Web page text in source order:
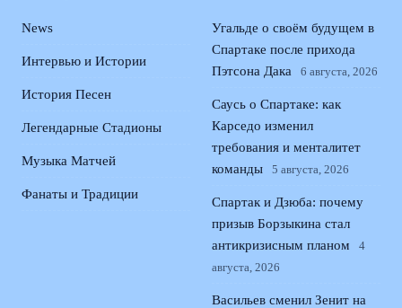
News
Интервью и Истории
История Песен
Легендарные Стадионы
Музыка Матчей
Фанаты и Традиции
Угальде о своём будущем в
Спартаке после прихода
Пэтсона Дака
6 августа, 2026
Саусь о Спартаке: как
Карседо изменил
требования и менталитет
команды
5 августа, 2026
Спартак и Дзюба: почему
призыв Борзыкина стал
антикризисным планом
4
августа, 2026
Васильев сменил Зенит на